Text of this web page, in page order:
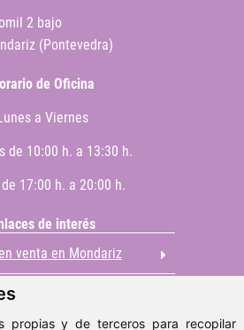
propias y de terceros para recopilar
2 bajo
(Pontevedra)
de Oficina
a Viernes
de 10:00 h. a 13:30 h.
17:00 h. a 20:00 h.
de interés
venta en Mondariz
venta en Mondariz